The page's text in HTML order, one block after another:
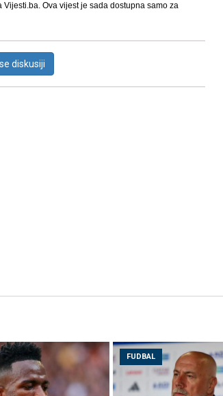
Ova vijest je sada dostupna samo za
diskusiji
FUDBAL